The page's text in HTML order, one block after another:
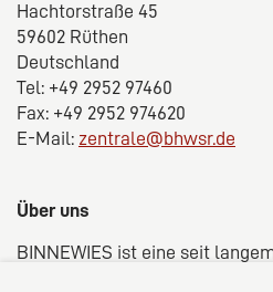
Hachtorstraße 45
59602 Rüthen
Deutschland
Tel: +49 2952 97460
Fax: +49 2952 974620
E-Mail: zentrale@bhwsr.de
Über uns
BINNEWIES ist eine seit